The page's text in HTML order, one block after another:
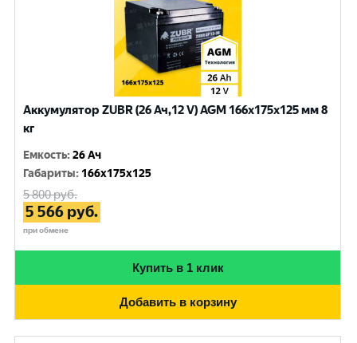
Аккумулятор ZUBR (26 Ач,12 V) AGM 166x175x125 мм 8
кг
Емкость:26 Ач
Габариты: 166x175x125
5 800руб.
5 566 руб.
при обмене
Купить в 1 клик
Добавить в корзину